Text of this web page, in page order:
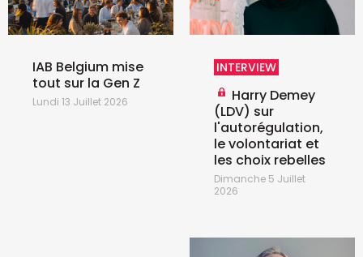
IAB Belgium mise
tout sur la Gen Z
Lundi 13 Juillet 2026
INTERVIEW
Harry Demey
(LDV) sur
l'autorégulation,
le volontariat et
les choix rebelles
Dimanche 5 Juillet
2026